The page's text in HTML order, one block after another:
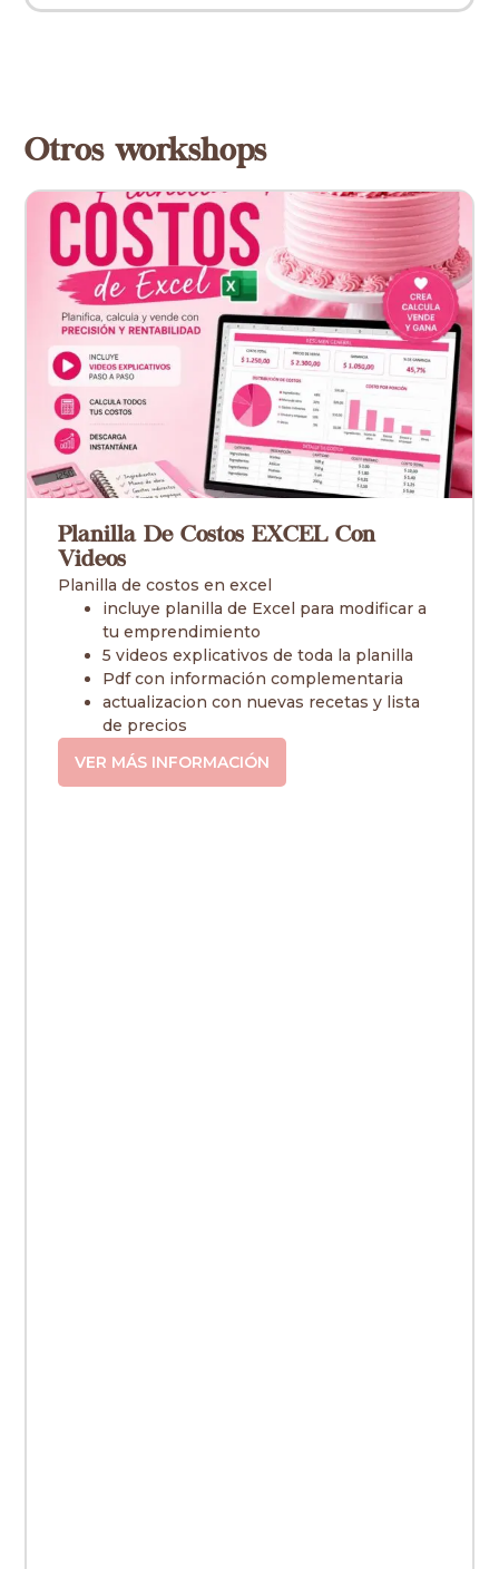
Otros workshops
Planilla De Costos EXCEL Con
Videos
Planilla de costos en excel
incluye planilla de Excel para modificar a
tu emprendimiento
5 videos explicativos de toda la planilla
Pdf con información complementaria
actualizacion con nuevas recetas y lista
de precios
VER MÁS INFORMACIÓN